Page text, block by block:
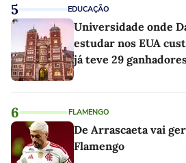
5 EDUCAÇÃO
Universidade onde
estudar nos EUA
já teve 29
6 FLAMENGO
De Arrascaeta vai
Flamengo